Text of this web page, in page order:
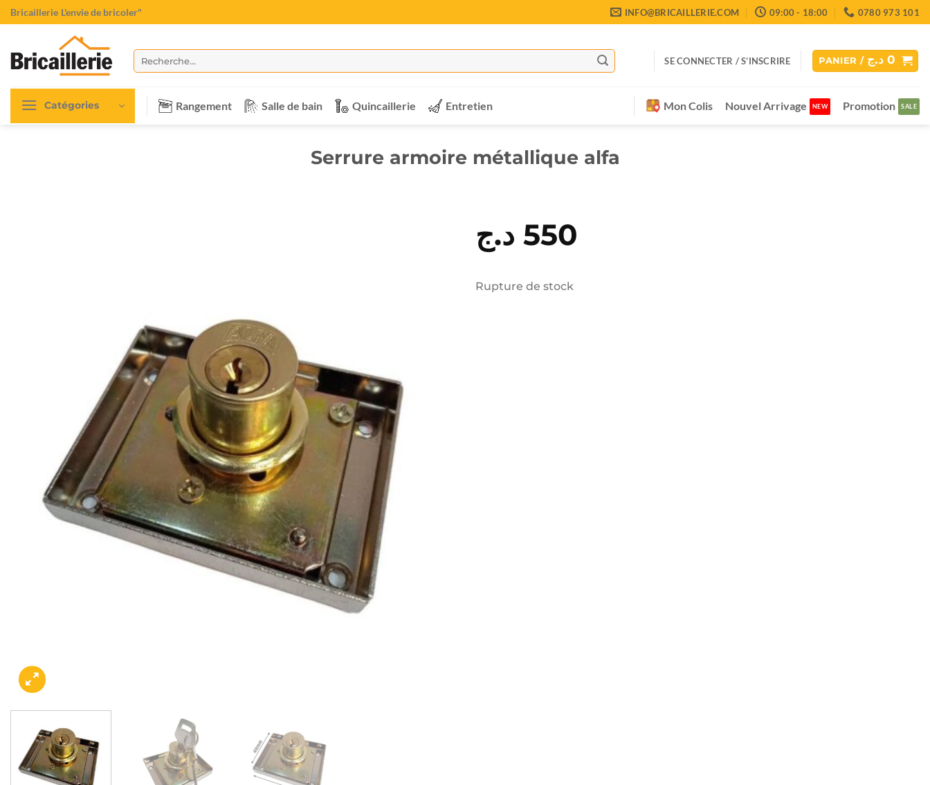
Passer
au
Bricaillerie "L'envie de bricoler" INFO@BRICAILLERIE.COM 09:00 - 18:00 0780 973 101
Recherche
pour :
SE CONNECTER / S’INSCRIRE PANIER / 0 د.ج
Catégories Rangement Salle de bain Quincaillerie Entretien Mon Colis Nouvel Arrivage Promotion
Serrure armoire métallique alfa
550 د.ج
Rupture de stock